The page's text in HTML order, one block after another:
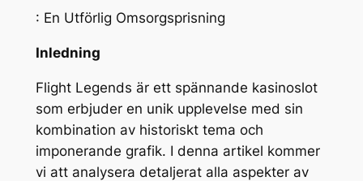
: En Utförlig Omsorgsprisning
Inledning
Flight Legends är ett spännande kasinoslot
som erbjuder en unik upplevelse med sin
kombination av historiskt tema och
imponerande grafik. I denna artikel kommer
vi att analysera detaljerat alla aspekter av